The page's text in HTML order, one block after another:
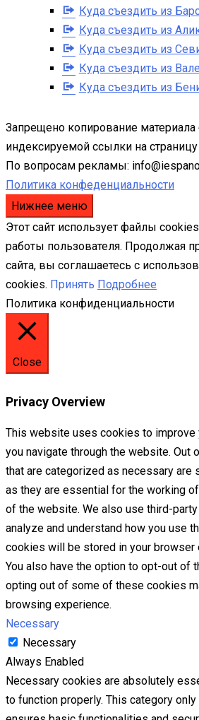
Куда съездить из
Куда съездить из
Куда съездить из
Куда съездить из
Куда съездить из
Запрещено копирование материала
индексируемой ссылки на страницу
По вопросам рекламы:
Политика конфеденциальности
Нижнее меню
Этот сайт использует файлы
работы пользователя. Продолжая
сайта, вы соглашаетесь с
cookies. Принять Подробнее
Политика конфиденциальности
Close
Privacy Overview
This website uses cookies to improve
you navigate through the website. Out
that are categorized as necessary are
as they are essential for the working
of the website. We also use third-
analyze and understand how you use
cookies will be stored in your browser
You also have the option to opt-out of
opting out of some of these cookies
browsing experience.
Necessary
Necessary
Always Enabled
Necessary cookies are absolutely
to function properly. This category